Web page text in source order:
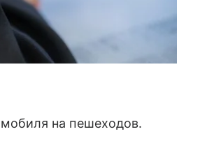
на пешеходов.